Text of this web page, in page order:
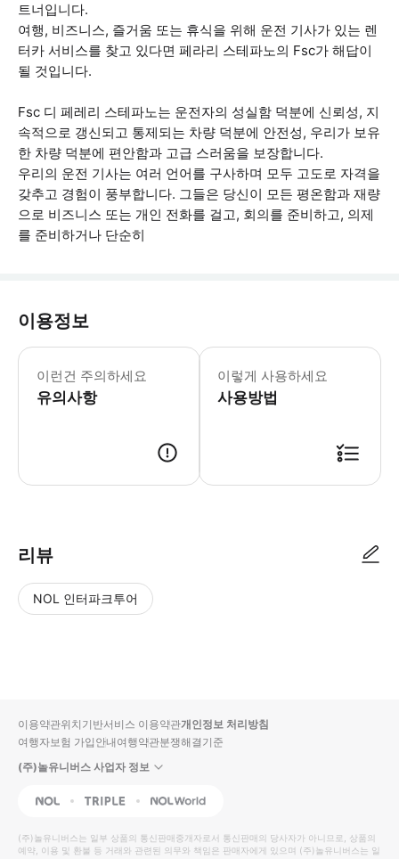
트너입니다.
여행, 비즈니스, 즐거움 또는 휴식을 위해 운전 기사가 있는 렌
터카 서비스를 찾고 있다면 페라리 스테파노의 Fsc가 해답이
될 것입니다.
Fsc 디 페레리 스테파노는 운전자의 성실함 덕분에 신뢰성, 지
속적으로 갱신되고 통제되는 차량 덕분에 안전성, 우리가 보유
한 차량 덕분에 편안함과 고급 스러움을 보장합니다.
우리의 운전 기사는 여러 언어를 구사하며 모두 고도로 자격을
갖추고 경험이 풍부합니다. 그들은 당신이 모든 평온함과 재량
으로 비즈니스 또는 개인 전화를 걸고, 회의를 준비하고, 의제
를 준비하거나 단순히
이용정보
이런건 주의하세요
유의사항
1인당 수하물 1개 허용. * 소요시간 :
이렇게 사용하세요
사용방법
리뷰
NOL 인터파크투어
입니
다.
높
은
동
영
순
상
이용약관위치기반서비스 이용약관개인정보 처리방침
여행자보험 가입안내여행약관분쟁해결기준
(주)놀유니버스 사업자 정보
NOL Triple Interpark Global
(주)놀유니버스는 일부 상품의 통신판매중개자로서 통신판매의 당사자가 아니므로, 상품의
예약, 이용 및 환불 등 거래와 관련된 의무와 책임은 판매자에게 있으며 (주)놀유니버스는 일